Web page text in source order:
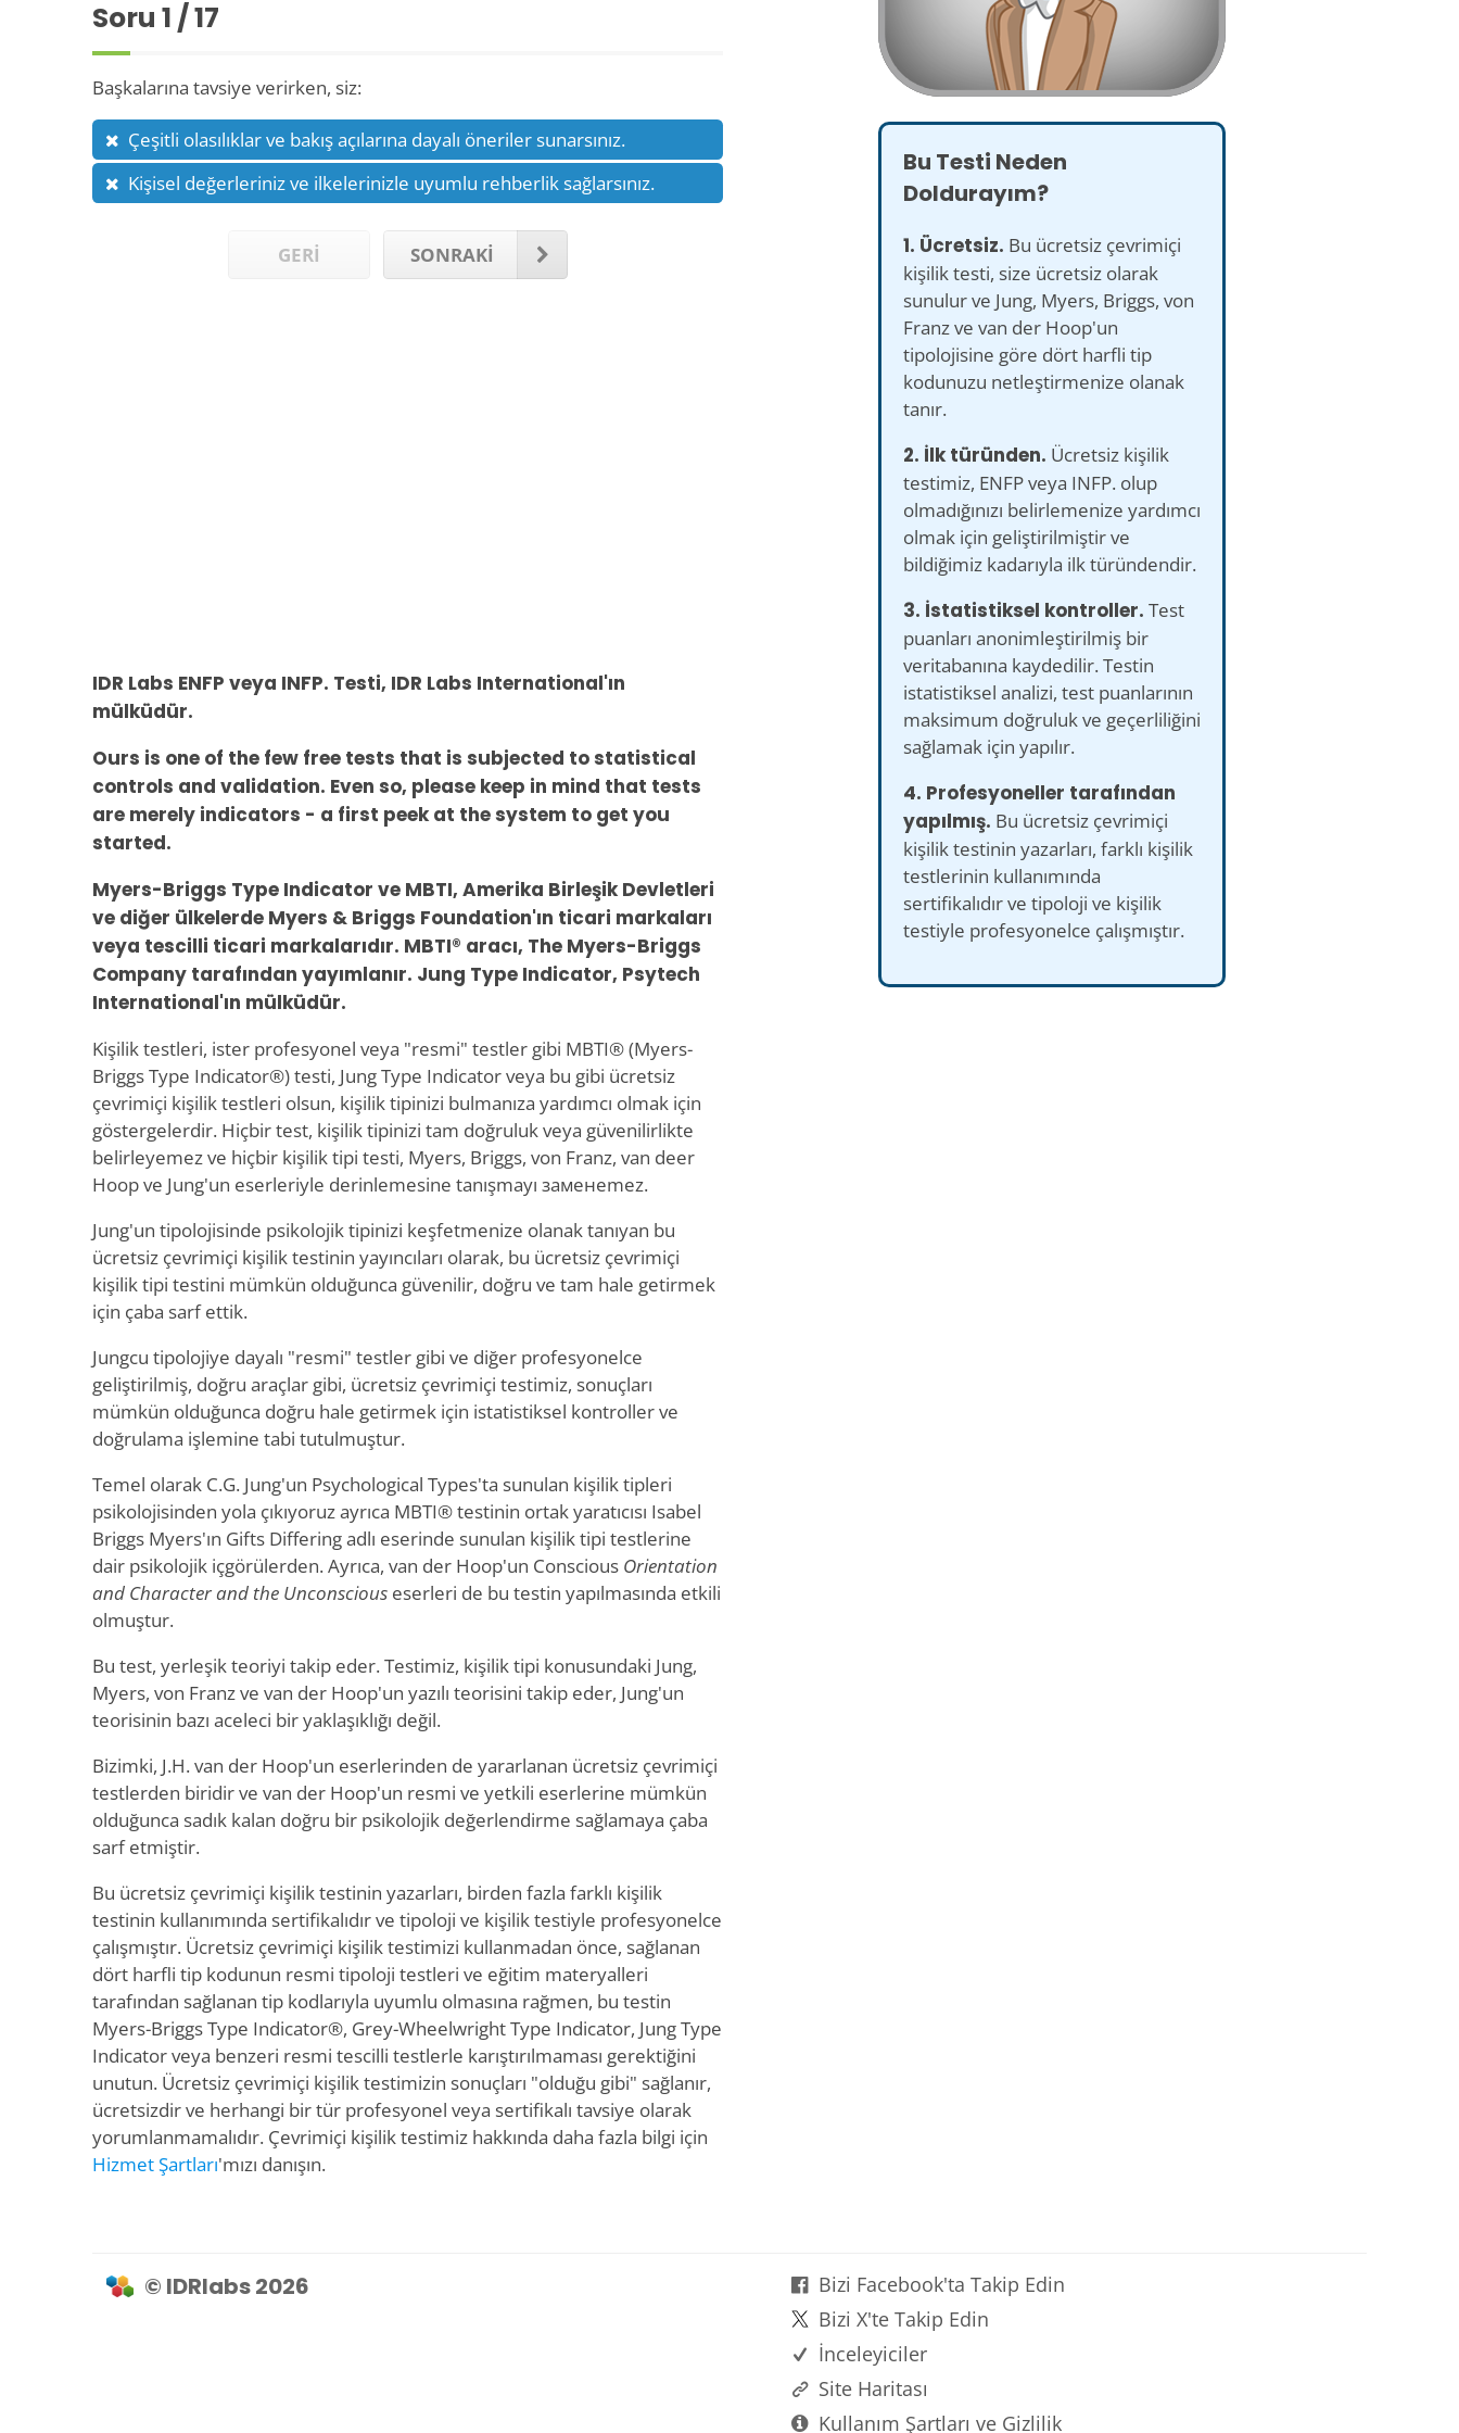
Soru 1 / 17
Başkalarına tavsiye verirken, siz:
Çeşitli olasılıklar ve bakış açılarına dayalı öneriler sunarsınız.
Kişisel değerleriniz ve ilkelerinizle uyumlu rehberlik sağlarsınız.
GERİ SONRAKİ
IDR Labs ENFP veya INFP. Testi, IDR Labs International'ın
mülküdür.
Ours is one of the few free tests that is subjected to statistical
controls and validation. Even so, please keep in mind that tests
are merely indicators - a first peek at the system to get you
started.
Myers-Briggs Type Indicator ve MBTI, Amerika Birleşik Devletleri
ve diğer ülkelerde Myers & Briggs Foundation'ın ticari markaları
veya tescilli ticari markalarıdır. MBTI® aracı, The Myers-Briggs
Company tarafından yayımlanır. Jung Type Indicator, Psytech
International'ın mülküdür.
Kişilik testleri, ister profesyonel veya "resmi" testler gibi MBTI® (Myers-
Briggs Type Indicator®) testi, Jung Type Indicator veya bu gibi ücretsiz
çevrimiçi kişilik testleri olsun, kişilik tipinizi bulmanıza yardımcı olmak için
göstergelerdir. Hiçbir test, kişilik tipinizi tam doğruluk veya güvenilirlikte
belirleyemez ve hiçbir kişilik tipi testi, Myers, Briggs, von Franz, van deer
Hoop ve Jung'un eserleriyle derinlemesine tanışmayı заменemez.
Jung'un tipolojisinde psikolojik tipinizi keşfetmenize olanak tanıyan bu
ücretsiz çevrimiçi kişilik testinin yayıncıları olarak, bu ücretsiz çevrimiçi
kişilik tipi testini mümkün olduğunca güvenilir, doğru ve tam hale getirmek
için çaba sarf ettik.
Jungcu tipolojiye dayalı "resmi" testler gibi ve diğer profesyonelce
geliştirilmiş, doğru araçlar gibi, ücretsiz çevrimiçi testimiz, sonuçları
mümkün olduğunca doğru hale getirmek için istatistiksel kontroller ve
doğrulama işlemine tabi tutulmuştur.
Temel olarak C.G. Jung'un Psychological Types'ta sunulan kişilik tipleri
psikolojisinden yola çıkıyoruz ayrıca MBTI® testinin ortak yaratıcısı Isabel
Briggs Myers'ın Gifts Differing adlı eserinde sunulan kişilik tipi testlerine
dair psikolojik içgörülerden. Ayrıca, van der Hoop'un Conscious Orientation
and Character and the Unconscious eserleri de bu testin yapılmasında etkili
olmuştur.
Bu test, yerleşik teoriyi takip eder. Testimiz, kişilik tipi konusundaki Jung,
Myers, von Franz ve van der Hoop'un yazılı teorisini takip eder, Jung'un
teorisinin bazı aceleci bir yaklaşıklığı değil.
Bizimki, J.H. van der Hoop'un eserlerinden de yararlanan ücretsiz çevrimiçi
testlerden biridir ve van der Hoop'un resmi ve yetkili eserlerine mümkün
olduğunca sadık kalan doğru bir psikolojik değerlendirme sağlamaya çaba
sarf etmiştir.
Bu ücretsiz çevrimiçi kişilik testinin yazarları, birden fazla farklı kişilik
testinin kullanımında sertifikalıdır ve tipoloji ve kişilik testiyle profesyonelce
çalışmıştır. Ücretsiz çevrimiçi kişilik testimizi kullanmadan önce, sağlanan
dört harfli tip kodunun resmi tipoloji testleri ve eğitim materyalleri
tarafından sağlanan tip kodlarıyla uyumlu olmasına rağmen, bu testin
Myers-Briggs Type Indicator®, Grey-Wheelwright Type Indicator, Jung Type
Indicator veya benzeri resmi tescilli testlerle karıştırılmaması gerektiğini
unutun. Ücretsiz çevrimiçi kişilik testimizin sonuçları "olduğu gibi" sağlanır,
ücretsizdir ve herhangi bir tür profesyonel veya sertifikalı tavsiye olarak
yorumlanmamalıdır. Çevrimiçi kişilik testimiz hakkında daha fazla bilgi için
Hizmet Şartları'mızı danışın.
Bu Testi Neden
Doldurayım?
1. Ücretsiz. Bu ücretsiz çevrimiçi
kişilik testi, size ücretsiz olarak
sunulur ve Jung, Myers, Briggs, von
Franz ve van der Hoop'un
tipolojisine göre dört harfli tip
kodunuzu netleştirmenize olanak
tanır.
2. İlk türünden. Ücretsiz kişilik
testimiz, ENFP veya INFP. olup
olmadığınızı belirlemenize yardımcı
olmak için geliştirilmiştir ve
bildiğimiz kadarıyla ilk türündendir.
3. İstatistiksel kontroller. Test
puanları anonimleştirilmiş bir
veritabanına kaydedilir. Testin
istatistiksel analizi, test puanlarının
maksimum doğruluk ve geçerliliğini
sağlamak için yapılır.
4. Profesyoneller tarafından
yapılmış. Bu ücretsiz çevrimiçi
kişilik testinin yazarları, farklı kişilik
testlerinin kullanımında
sertifikalıdır ve tipoloji ve kişilik
testiyle profesyonelce çalışmıştır.
© IDRlabs 2026
Bizi Facebook'ta Takip Edin
Bizi X'te Takip Edin
İnceleyiciler
Site Haritası
Kullanım Şartları ve Gizlilik